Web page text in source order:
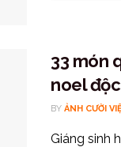
33 món
noel
BY ẢNH CƯỜI
Giáng sinh